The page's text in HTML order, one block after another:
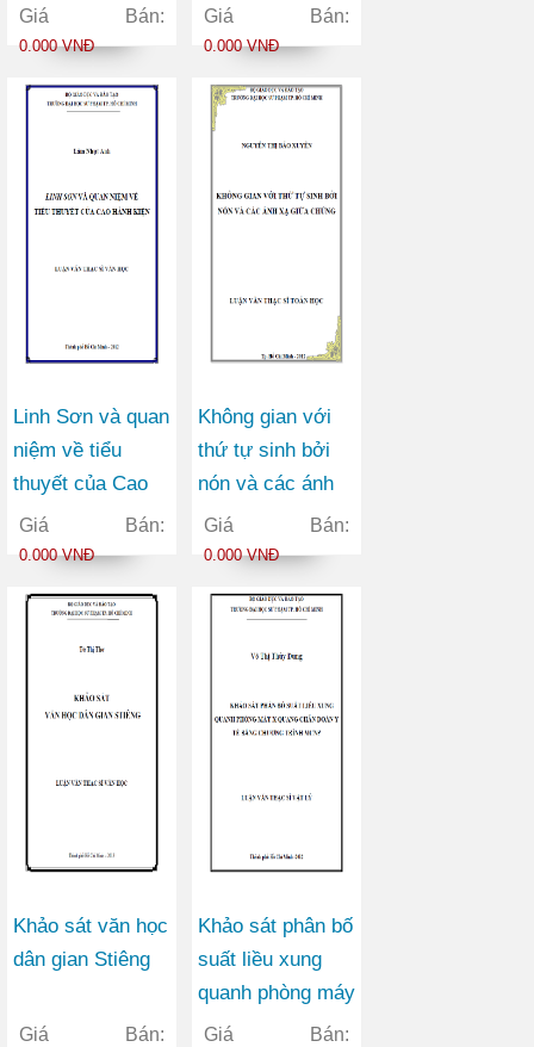
Margaret Mitchell
trong tác phẩm
Giá Bán:
0.000 VNĐ
Chí Minh) trong
thời kì công
đại hóa
Giá Bán:
0.000 VNĐ
Linh Sơn và quan
niệm về tiểu
thuyết của Cao
Hành Kiện
Giá Bán:
0.000 VNĐ
Không gian với
thứ tự sinh bởi
nón và các ánh
xạ giữa chúng
Giá Bán:
0.000 VNĐ
Khảo sát văn học
dân gian Stiêng
Giá Bán:
Khảo sát phân bố
suất liều xung
quanh phòng máy
X quang chẩn
Giá Bán: